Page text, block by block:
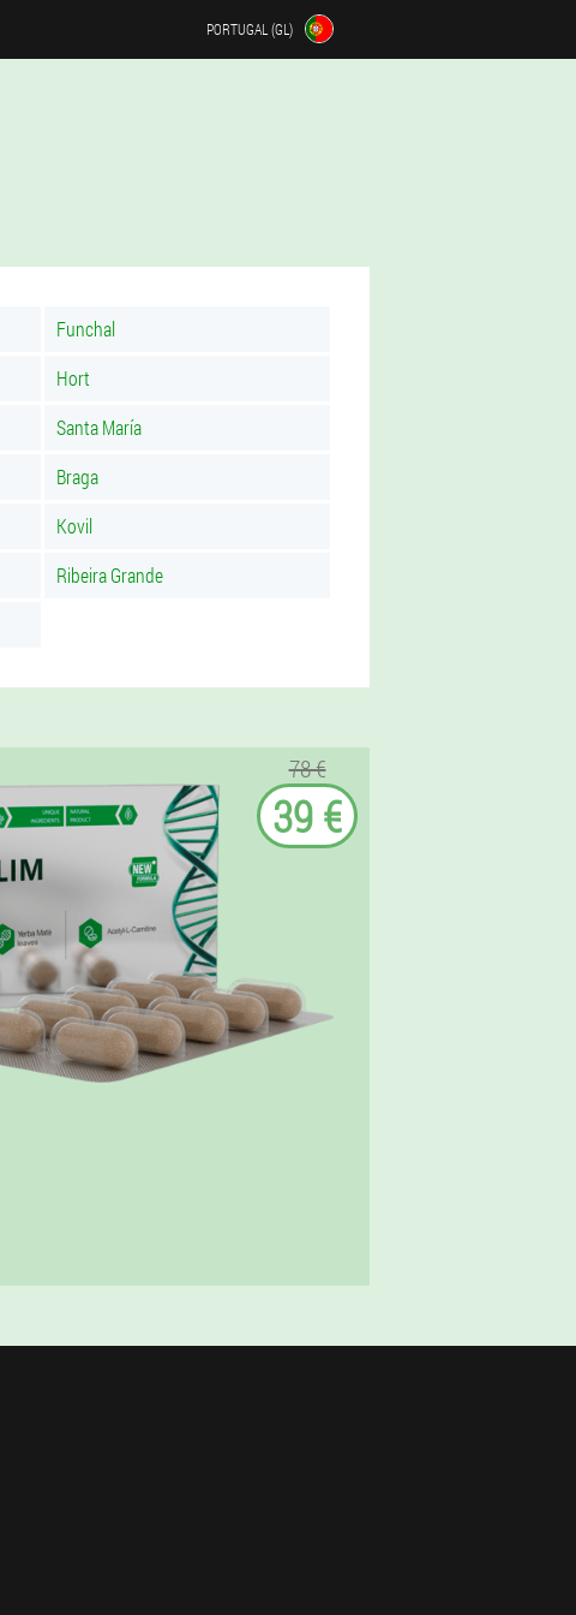
PORTUGAL (GL)
Funchal
Hort
Santa María
Braga
Kovil
Ribeira Grande
78 €
39 €